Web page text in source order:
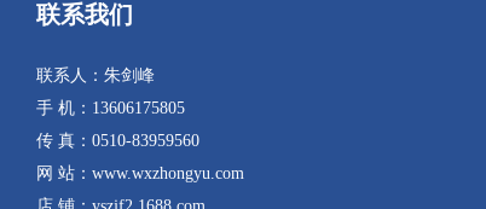
联系我们
联系人：朱剑峰
手 机：13606175805
传 真：0510-83959560
网 站：www.wxzhongyu.com